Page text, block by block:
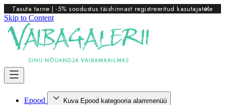
Tasuta tarne | -5% soodustus täishinnast registreeritud kasutajatele
Skip to Content
Epood Kuva Epood kategooria alammenüü